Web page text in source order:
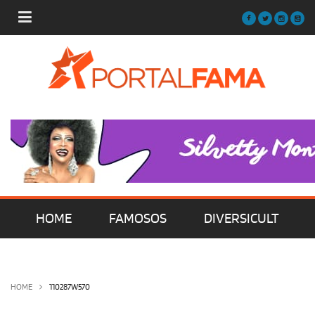
HOME FAMOSOS DIVERSICULT
HOME 110287W570